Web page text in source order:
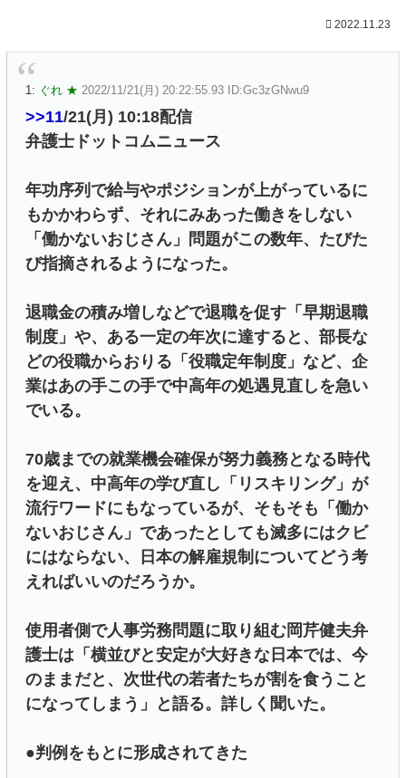
2022.11.23
1: ぐれ ★ 2022/11/21(月) 20:22:55.93 ID:Gc3zGNwu9
>>11/21(月) 10:18配信
弁護士ドットコムニュース
年功序列で給与やポジションが上がっているに
もかかわらず、それにみあった働きをしない
「働かないおじさん」問題がこの数年、たびた
び指摘されるようになった。
退職金の積み増しなどで退職を促す「早期退職
制度」や、ある一定の年次に達すると、部長な
どの役職からおりる「役職定年制度」など、企
業はあの手この手で中高年の処遇見直しを急い
でいる。
70歳までの就業機会確保が努力義務となる時代
を迎え、中高年の学び直し「リスキリング」が
流行ワードにもなっているが、そもそも「働か
ないおじさん」であったとしても滅多にはクビ
にはならない、日本の解雇規制についてどう考
えればいいのだろうか。
使用者側で人事労務問題に取り組む岡芹健夫弁
護士は「横並びと安定が大好きな日本では、今
のままだと、次世代の若者たちが割を食うこと
になってしまう」と語る。詳しく聞いた。
●判例をもとに形成されてきた